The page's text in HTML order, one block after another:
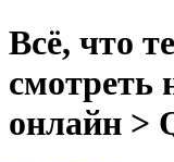
Всё, что
смотреть
онлайн >